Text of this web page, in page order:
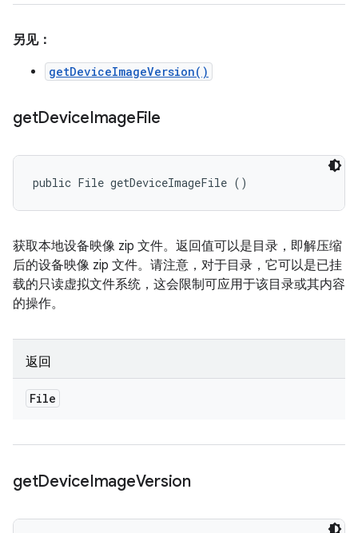
另见：
getDeviceImageVersion()
getDeviceImageFile
public File getDeviceImageFile ()
获取本地设备映像 zip 文件。返回值可以是目录，即解压缩
后的设备映像 zip 文件。请注意，对于目录，它可以是已挂
载的只读虚拟文件系统，这会限制可应用于该目录或其内容
的操作。
返回
File
getDeviceImageVersion